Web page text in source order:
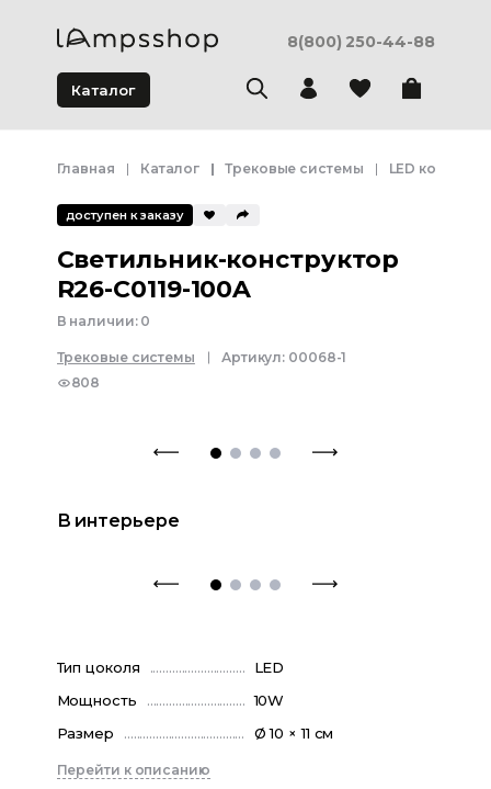
8(800) 250-44-88
Каталог
Главная Каталог Трековые системы LED
доступен к заказу
Светильник-конструктор
R26-C0119-100A
В наличии: 0
Трековые системы Артикул: 00068-1
808
В интерьере
Тип цоколя
LED
Мощность
10W
Размер
Ø 10 × 11 см
Перейти к описанию